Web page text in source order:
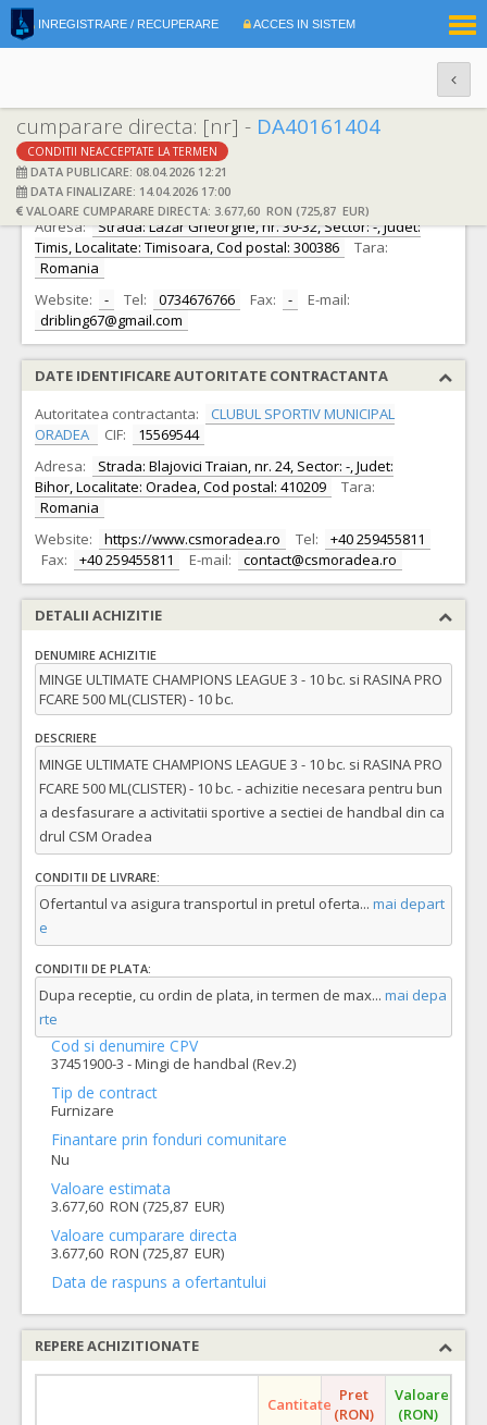
INREGISTRARE / RECUPERARE ACCES IN SISTEM
cumparare directa: [nr] - DA40161404
CONDITII NEACCEPTATE LA TERMEN
DATA PUBLICARE: 08.04.2026 12:21
DATA FINALIZARE: 14.04.2026 17:00
VALOARE CUMPARARE DIRECTA: 3.677,60 RON (725,87 EUR)
DATE IDENTIFICARE OFERTANT
Ofertant: S.C. SC MAAG SPORT SRL S.R.L.
Adresa:
Strada: Lazăr Gheorghe, nr. 30-32, Sector: -, Judet:
Timis, Localitate: Timisoara, Cod postal: 300386
Tara:
Romania
Website:
- Tel: 0734676766 Fax: -
E-mail:
dribling67@gmail.com
DATE IDENTIFICARE AUTORITATE CONTRACTANTA
Autoritatea contractanta:
CLUBUL SPORTIV MUNICIPAL
ORADEA
CIF:
15569544
Adresa:
Strada: Blajovici Traian, nr. 24, Sector: -, Judet:
Bihor, Localitate: Oradea, Cod postal: 410209
Tara:
Romania
Website:
https://www.csmoradea.ro Tel:
+40 259455811
Fax:
+40 259455811 E-mail: contact@csmoradea.ro
DETALII ACHIZITIE
DENUMIRE ACHIZITIE
MINGE ULTIMATE CHAMPIONS LEAGUE 3 - 10 bc. si RASINA PRO
FCARE 500 ML(CLISTER) - 10 bc.
DESCRIERE
MINGE ULTIMATE CHAMPIONS LEAGUE 3 - 10 bc. si RASINA PRO
FCARE 500 ML(CLISTER) - 10 bc. - achizitie necesara pentru bun
a desfasurare a activitatii sportive a sectiei de handbal din ca
drul CSM Oradea
CONDITII DE LIVRARE:
Ofertantul va asigura transportul in pretul oferta... mai depart
e
CONDITII DE PLATA:
Dupa receptie, cu ordin de plata, in termen de max... mai depa
rte
Cod si denumire CPV
37451900-3 - Mingi de handbal (Rev.2)
Tip de contract
Furnizare
Finantare prin fonduri comunitare
Nu
Valoare estimata
3.677,60 RON (725,87 EUR)
Valoare cumparare directa
3.677,60 RON (725,87 EUR)
Data de raspuns a ofertantului
REPERE ACHIZITIONATE
Cantitate Pret
(RON)
Valoare
(RON)